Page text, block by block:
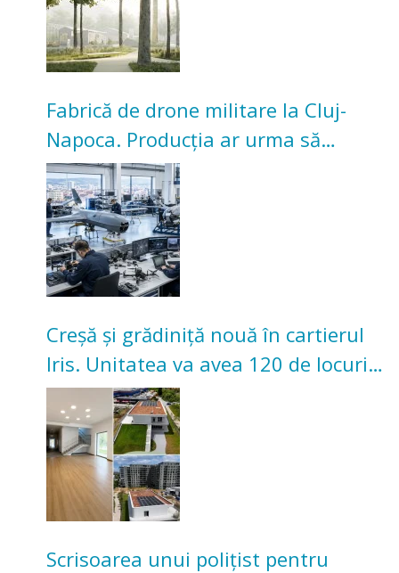
Fabrică de drone militare la Cluj-
Napoca. Producția ar urma să
înceapă în toamna acestui an
Creșă și grădiniță nouă în cartierul
Iris. Unitatea va avea 120 de locuri
pentru copii
Scrisoarea unui polițist pentru